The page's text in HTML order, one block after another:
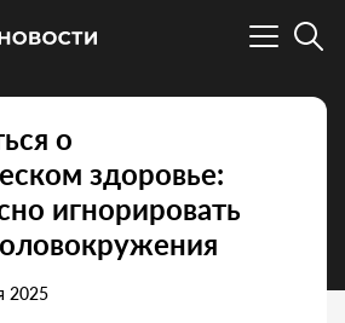
о
здоровье:
игнорировать
2025